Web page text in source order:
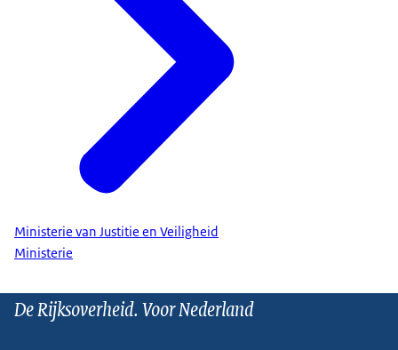
Ministerie van Justitie en Veiligheid
Ministerie
De Rijksoverheid. Voor Nederland